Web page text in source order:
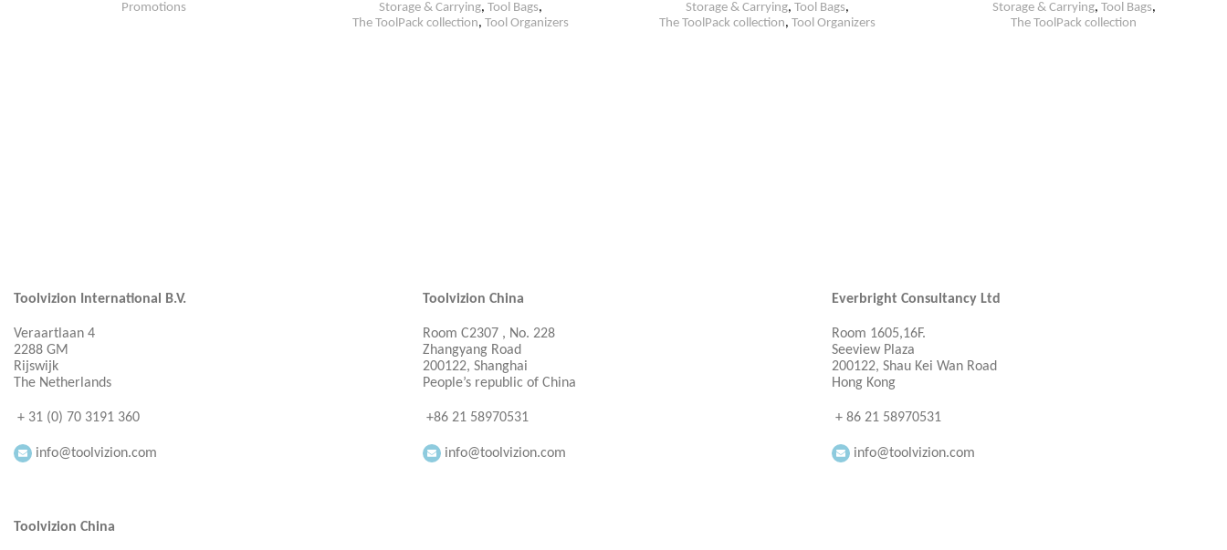
Promotions Storage & Carrying, Tool Bags,
The ToolPack collection, Tool Organizers
Storage & Carrying, Tool Bags,
The ToolPack collection, Tool Organizers
Storage & Carrying, Tool Bags,
The ToolPack collection
Toolvizion International B.V.
Veraartlaan 4
2288 GM
Rijswijk
The Netherlands
+ 31 (0) 70 3191 360
info@toolvizion.com
Toolvizion China
Toolvizion China
Room C2307 , No. 228
Zhangyang Road
200122, Shanghai
People’s republic of China
+86 21 58970531
info@toolvizion.com
Everbright Consultancy Ltd
Room 1605,16F.
Seeview Plaza
200122, Shau Kei Wan Road
Hong Kong
+ 86 21 58970531
info@toolvizion.com